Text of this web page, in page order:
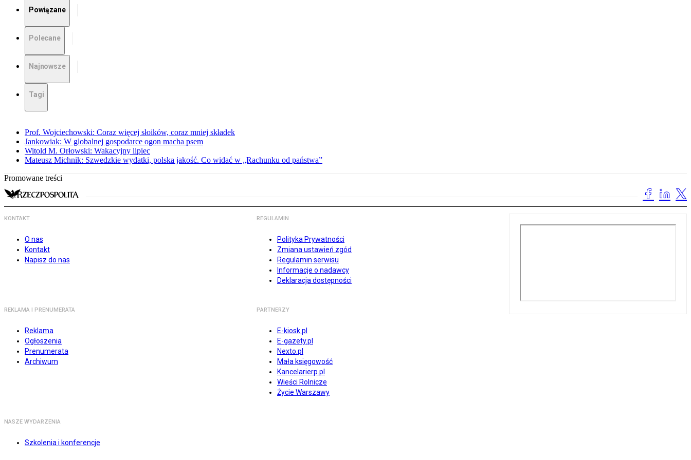
Powiązane
Polecane
Najnowsze
Tagi
Prof. Wojciechowski: Coraz więcej słoików, coraz mniej składek
Jankowiak: W globalnej gospodarce ogon macha psem
Witold M. Orłowski: Wakacyjny lipiec
Mateusz Michnik: Szwedzkie wydatki, polska jakość. Co widać w „Rachunku od państwa”
Promowane treści
KONTAKT
O nas
Kontakt
Napisz do nas
REGULAMIN
Polityka Prywatności
Zmiana ustawień zgód
Regulamin serwisu
Informacje o nadawcy
Deklaracja dostępności
REKLAMA I PRENUMERATA
Reklama
Ogłoszenia
Prenumerata
Archiwum
PARTNERZY
E-kiosk.pl
E-gazety.pl
Nexto.pl
Mała księgowość
Kancelarierp.pl
Wieści Rolnicze
Życie Warszawy
NASZE WYDARZENIA
Szkolenia i konferencje